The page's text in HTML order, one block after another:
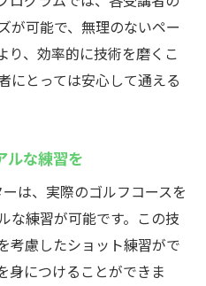
が可能で、無理のないペー
り、効率的に技術を磨くこ
にとっては安心して通える
ルな練習を
は、実際のゴルフコースを
な練習が可能です。この技
考慮したショット練習がで
身につけることができま